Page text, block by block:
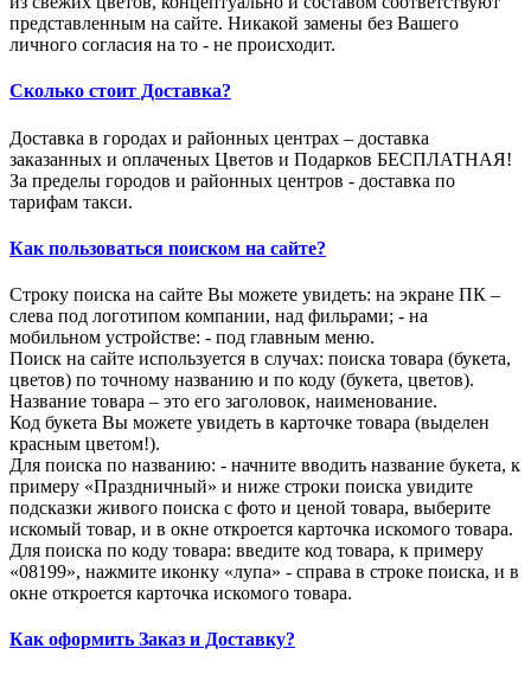
представленным на сайте. Никакой замены без Вашего
личного согласия на то - не происходит.
Сколько стоит Доставка?
Доставка в городах и районных центрах – доставка
заказанных и оплаченых Цветов и Подарков БЕСПЛАТНАЯ!
За пределы городов и районных центров - доставка по
тарифам такси.
Как пользоваться поиском на сайте?
Строку поиска на сайте Вы можете увидеть: на экране ПК –
слева под логотипом компании, над фильрами; - на
мобильном устройстве: - под главным меню.
Поиск на сайте используется в случах: поиска товара (букета,
цветов) по точному названию и по коду (букета, цветов).
Название товара – это его заголовок, наименование.
Код букета Вы можете увидеть в карточке товара (выделен
красным цветом!).
Для поиска по названию: - начните вводить название букета, к
примеру «Праздничный» и ниже строки поиска увидите
подсказки живого поиска с фото и ценой товара, выберите
искомый товар, и в окне откроется карточка искомого товара.
Для поиска по коду товара: введите код товара, к примеру
«08199», нажмите иконку «лупа» - справа в строке поиска, и в
окне откроется карточка искомого товара.
Как оформить Заказ и Доставку?